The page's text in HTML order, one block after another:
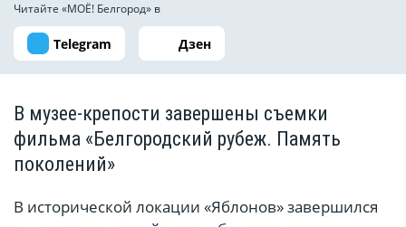
Читайте «МОЁ! Белгород» в
Telegram Дзен
В музее-крепости завершены съемки
фильма «Белгородский рубеж. Память
поколений»
В исторической локации «Яблонов» завершился